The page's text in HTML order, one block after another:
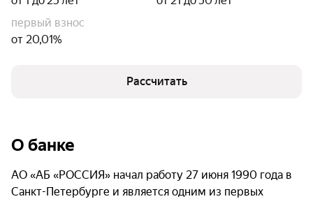
первый взнос
от 20,01%
Рассчитать
О банке
АО «АБ «РОССИЯ» начал работу 27 июня 1990 года в
Санкт-Петербурге и является одним из первых